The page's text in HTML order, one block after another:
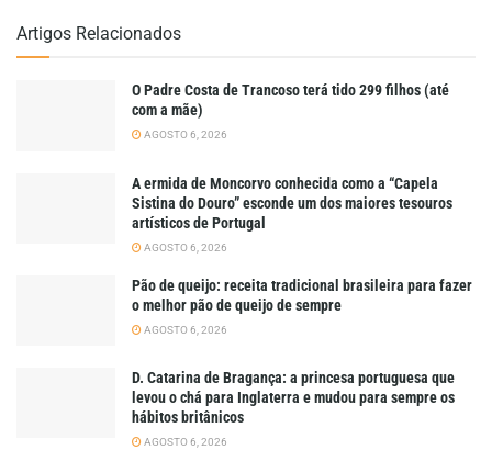
Artigos Relacionados
O Padre Costa de Trancoso terá tido 299 filhos (até
com a mãe)
AGOSTO 6, 2026
A ermida de Moncorvo conhecida como a “Capela
Sistina do Douro” esconde um dos maiores tesouros
artísticos de Portugal
AGOSTO 6, 2026
Pão de queijo: receita tradicional brasileira para fazer
o melhor pão de queijo de sempre
AGOSTO 6, 2026
D. Catarina de Bragança: a princesa portuguesa que
levou o chá para Inglaterra e mudou para sempre os
hábitos britânicos
AGOSTO 6, 2026